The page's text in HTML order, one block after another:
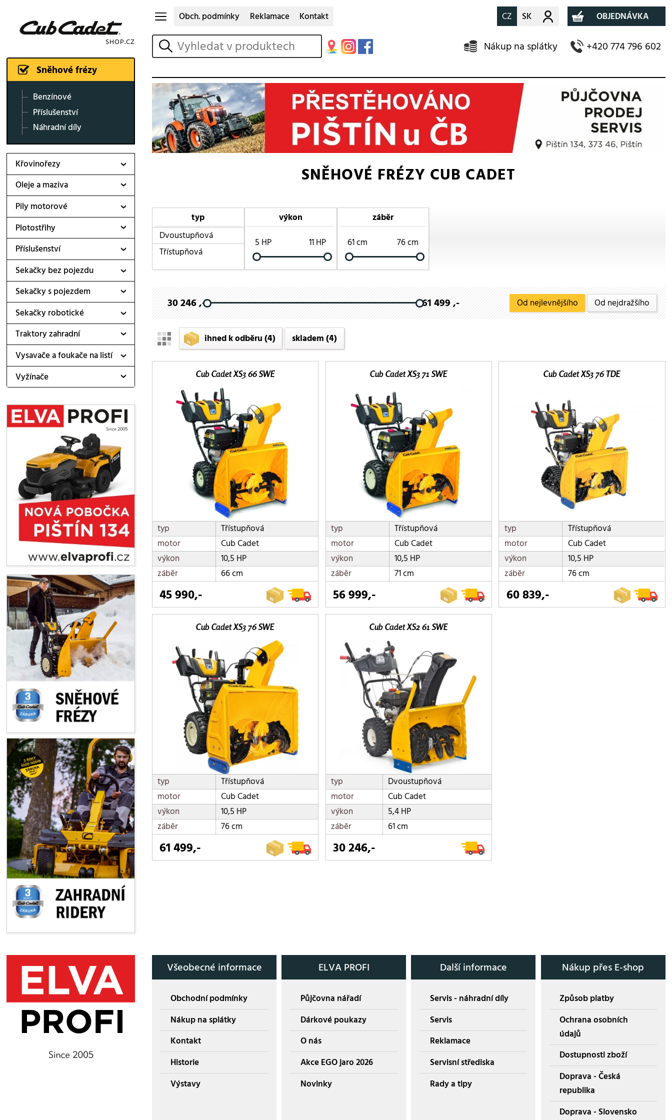
Sněhové frézy
Benzínové
Příslušenství
Náhradní díly
Křovinořezy
Oleje a maziva
Pily motorové
Plotostřihy
Příslušenství
Sekačky bez pojezdu
Sekačky s pojezdem
Sekačky robotické
Traktory zahradní
Vysavače a foukače na listí
Vyžínače
Obch. podmínky Reklamace Kontakt CZ SK Můj účet OBJEDNÁVKA
vyhledat Nákup na splátky +420 774 796 602
SNĚHOVÉ FRÉZY CUB CADET
typ
Dvoustupňová
Třístupňová
výkon
5 HP
11 HP
záběr
61 cm
76 cm
30 246 ,- 61 499 ,- Od nejlevnějšího Od nejdražšího
ihned k odběru(4) skladem(4)
Cub Cadet XS3 66 SWE
typ
Třístupňová
motor
Cub Cadet
výkon
10,5 HP
záběr
66 cm
45 990,-
Cub Cadet XS3 71 SWE
typ
Třístupňová
motor
Cub Cadet
výkon
10,5 HP
záběr
71 cm
56 999,-
Cub Cadet XS3 76 TDE
typ
Třístupňová
motor
Cub Cadet
výkon
10,5 HP
záběr
76 cm
60 839,-
Cub Cadet XS3 76 SWE
typ
Třístupňová
motor
Cub Cadet
výkon
10,5 HP
záběr
76 cm
61 499,-
Cub Cadet XS2 61 SWE
typ
Dvoustupňová
motor
Cub Cadet
výkon
5,4 HP
záběr
61 cm
30 246,-
Všeobecné informace
Obchodní podmínky
Nákup na splátky
Kontakt
Historie
Výstavy
ELVA PROFI
Půjčovna nářadí
Dárkové poukazy
O nás
Akce EGO jaro 2026
Novinky
Další informace
Servis - náhradní díly
Servis
Reklamace
Servisní střediska
Rady a tipy
Nákup přes E-shop
Způsob platby
Ochrana osobních
údajů
Dostupnosti zboží
Doprava - Česká
republika
Doprava - Slovensko